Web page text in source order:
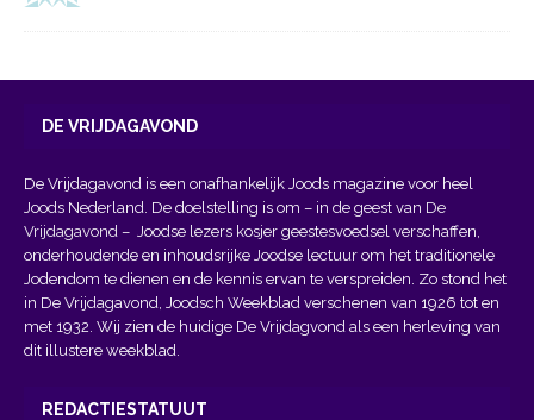
DE VRIJDAGAVOND
De Vrijdagavond is een onafhankelijk Joods magazine voor heel
Joods Nederland. De doelstelling is om – in de geest van De
Vrijdagavond – Joodse lezers kosjer geestesvoedsel verschaffen,
onderhoudende en inhoudsrijke Joodse lectuur om het traditionele
Jodendom te dienen en de kennis ervan te verspreiden. Zo stond het
in De Vrijdagavond, Joodsch Weekblad verschenen van 1926 tot en
met 1932. Wij zien de huidige De Vrijdagvond als een herleving van
dit illustere weekblad.
REDACTIESTATUUT